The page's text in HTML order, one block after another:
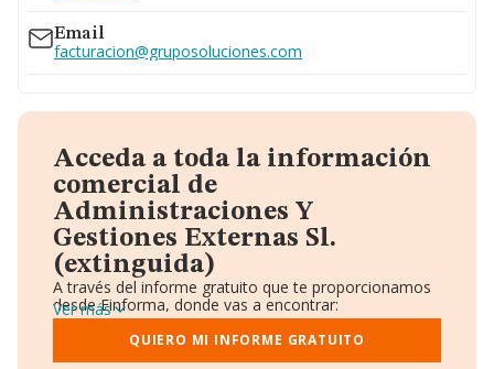
Email
facturacion@gruposoluciones.com
Acceda a toda la información
comercial de
Administraciones Y
Gestiones Externas Sl.
(extinguida)
A través del informe gratuito que te proporcionamos
desde Einforma, donde vas a encontrar:
Datos identificativos: Denominación, CIF,
Teléfono, Domicilio.
Informe Mercantil Completo (BORME).
Ver más
QUIERO MI INFORME GRATUITO